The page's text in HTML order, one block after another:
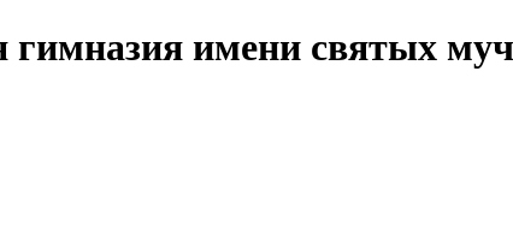
гимназия имени святых